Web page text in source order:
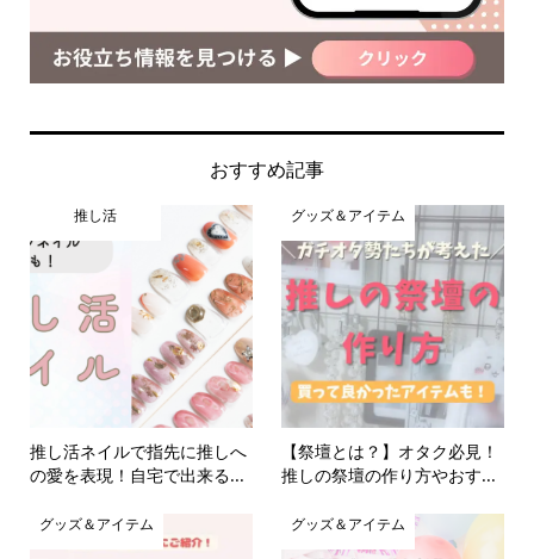
おすすめ記事
推し活
推し活ネイルで指先に推しへ
の愛を表現！自宅で出来る...
グッズ＆アイテム
【祭壇とは？】オタク必見！
推しの祭壇の作り方やおす...
グッズ＆アイテム グッズ＆アイテム